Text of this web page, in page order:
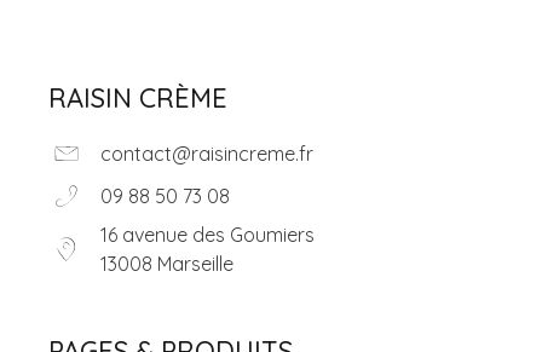
RAISIN CRÈME
contact@raisincreme.fr
09 88 50 73 08
16 avenue des Goumiers
13008 Marseille